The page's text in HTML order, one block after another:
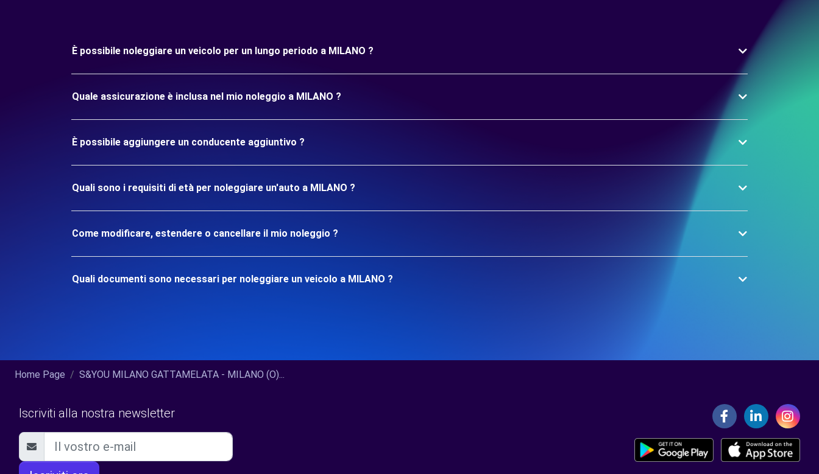
È possibile noleggiare un veicolo per un lungo periodo a MILANO ?
Quale assicurazione è inclusa nel mio noleggio a MILANO ?
È possibile aggiungere un conducente aggiuntivo ?
Quali sono i requisiti di età per noleggiare un'auto a MILANO ?
Come modificare, estendere o cancellare il mio noleggio ?
Quali documenti sono necessari per noleggiare un veicolo a MILANO ?
Home Page S&YOU MILANO GATTAMELATA - MILANO (O)...
Iscriviti alla nostra newsletter